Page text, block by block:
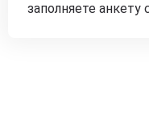
заполняете